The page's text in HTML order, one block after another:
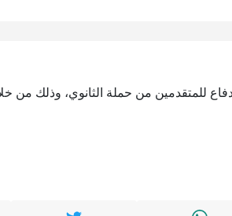
للمتقدمين من حملة الثانوي، وذلك من